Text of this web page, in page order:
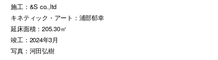
施工：&S co.,ltd
キネティック・アート：浦部郁幸
延床面積：205.30㎡
竣工：2024年3月
写真：河田弘樹